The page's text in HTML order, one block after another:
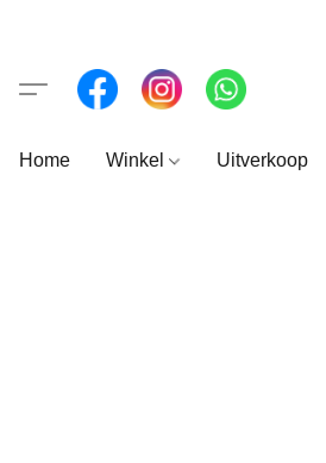
Home Winkel Uitverkoop